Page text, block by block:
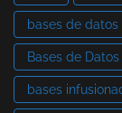
bases de
Bases de
bases